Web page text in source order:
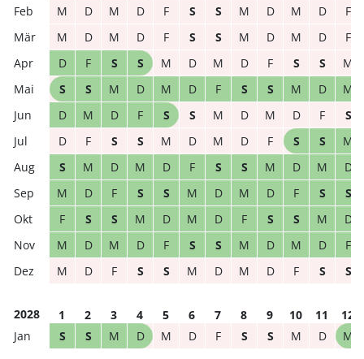
M
D M D F S S M D M D
F
M
D M D F S S M D M D
F
D
F S S M D M D F S S
M
S
S M D M D F S S M D
M
D
M D F S S M D M D F
S
D
F S S M D M D F S S
M
S
M D M D F S S M D M
D
M
D F S S M D M D F S
S
F
S S M D M D F S S M
D
M
D M D F S S M D M D
F
M
D F S S M D M D F S S
2028 1 2 3 4 5 6 7 8 9 10 11
12
S
S M D M D F S S M D M